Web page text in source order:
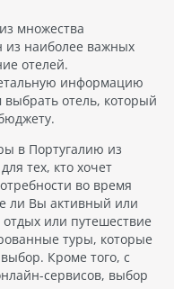
множества
из наиболее важных
отелей.
информацию
отель, который
в Португалию из
тех, кто хочет
во время
ли Вы активный или
или путешествие
туры, которые
Кроме того, с
сервисов, выбор